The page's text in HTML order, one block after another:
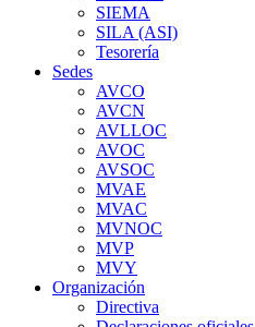
SIEMA
SILA (ASI)
Tesorería
Sedes
AVCO
AVCN
AVLLOC
AVOC
AVSOC
MVAE
MVAC
MVNOC
MVP
MVY
Organización
Directiva